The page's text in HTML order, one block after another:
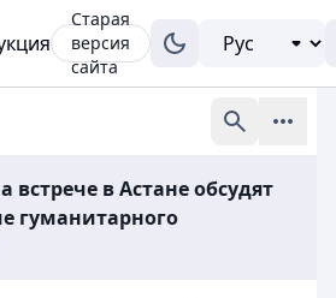
Старая
версия
сайта
в Астане обсудят
гуманитарного